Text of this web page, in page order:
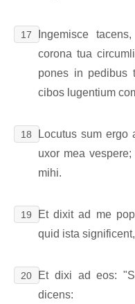
17
Ingemisce
corona tua
pones in pedibus
cibos lugentium
18
Locutus sum ergo
uxor mea
mihi.
19
Et dixit ad me
quid ista
20
Et dixi ad eos:
dicens: